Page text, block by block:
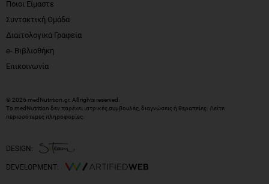
Ποιοι Είμαστε
Συντακτική Ομάδα
Διαιτολογικά Γραφεία
e- Βιβλιοθήκη
Επικοινωνία
© 2026 medNutrition.gr. All rights reserved.
Το medNutrition δεν παρέχει ιατρικές συμβουλές, διαγνώσεις ή θεραπείες. Δείτε
περισσότερες πληροφορίες
DESIGN:
DEVELOPMENT: